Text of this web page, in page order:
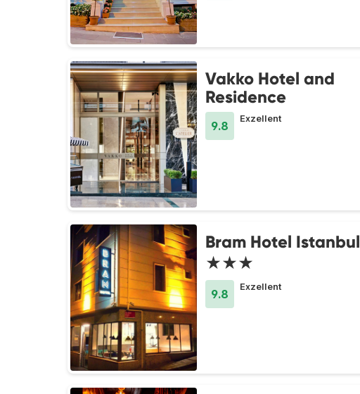
Vakko Hotel and
Residence
9.8
Exzellent
Bram Hotel Istanbul
★★★
9.8
Exzellent